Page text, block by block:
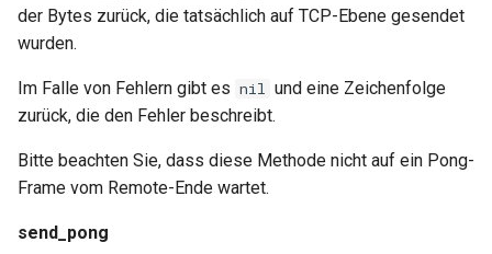
request-cookies-filter
rewrite-status
secure-token
der Bytes zurück, die tatsächlich auf TCP-Ebene gesendet
wurden.
Im Falle von Fehlern gibt es nil und eine Zeichenfolge
zurück, die den Fehler beschreibt.
Bitte beachten Sie, dass diese Methode nicht auf ein Pong-
Frame vom Remote-Ende wartet.
send_pong